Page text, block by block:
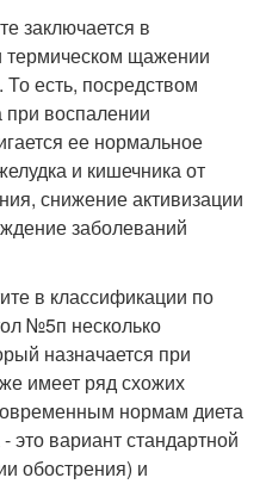
заключается в
термическом щажении
есть, посредством
при воспалении
ее нормальное
и кишечника от
снижение активизации
заболеваний
в классификации по
№5п несколько
назначается при
имеет ряд схожих
нормам диета
это вариант стандартной
обострения) и